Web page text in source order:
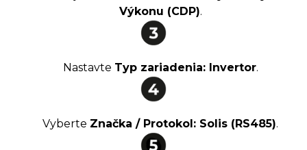
Výkonu (CDP).
Nastavte Typ zariadenia: Invertor.
Vyberte Značka / Protokol: Solis (RS485).